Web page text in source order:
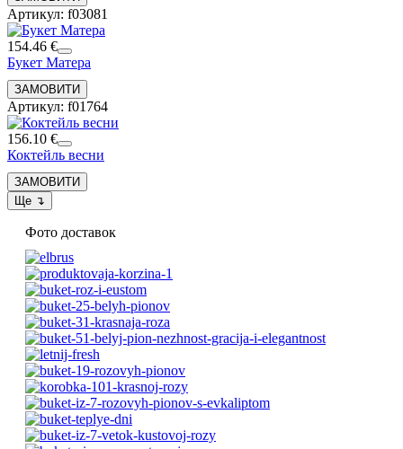
Артикул: f03081
154.46 €
Букет Матера
Артикул: f01764
156.10 €
Коктейль весни
Фото доставок